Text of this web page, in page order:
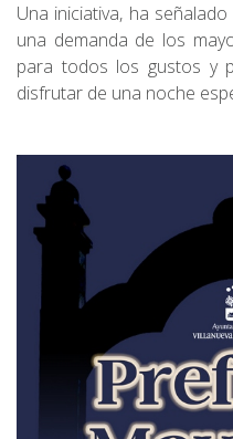
Una iniciativa, ha
una demanda de los
para todos los gustos y
disfrutar de una noche